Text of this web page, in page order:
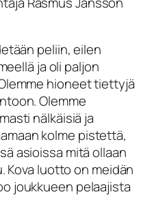
peliin, eilen
ja oli paljon
hioneet tiettyjä
Olemme
nälkäisiä ja
kolme pistettä,
asioissa mitä ollaan
Kova luotto on meidän
joukkueen pelaajista